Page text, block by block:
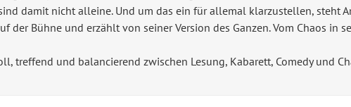
damit nicht alleine. Und um das ein für allemal klarzustellen, steht
der Bühne und erzählt von seiner Version des Ganzen. Vom Chaos in
treffend und balancierend zwischen Lesung, Kabarett, Comedy und